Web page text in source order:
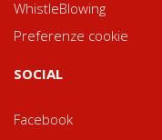
WhistleBlowing
Preferenze cookie
SOCIAL
Facebook